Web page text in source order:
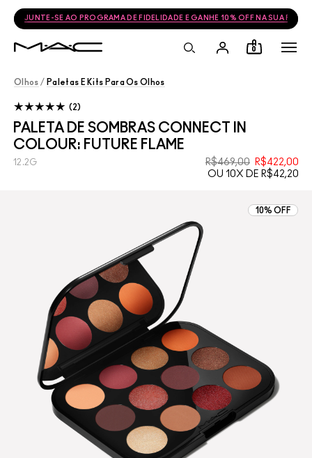
JUNTE-SE AO PROGRAMA DE FIDELIDADE E GANHE 10% OFF NA SUA
0
Olhos / Paletas E Kits Para Os Olhos
PALETA DE SOMBRAS CONNECT IN
COLOUR: FUTURE FLAME
R$469,00
R$422,00
OU 10X DE R$42,20
12.2G
2
10% OFF